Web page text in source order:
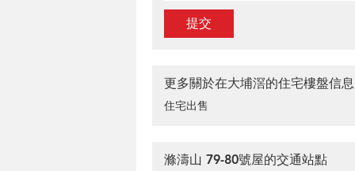
提交
更多關於在大埔滘的住宅樓盤信息
住宅出售
滌濤山 79-80號屋的交通站點